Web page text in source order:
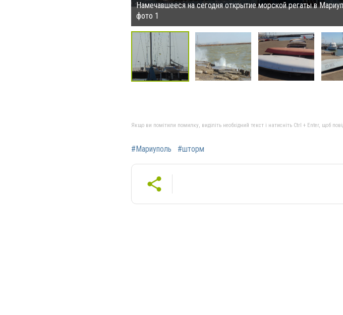
Намечавшееся на сегодня открытие морской регаты в
фото 1
Якщо ви помітили помилку, виділіть необхідний текст і натисніть Ctrl + Enter, щоб
#Мариуполь #шторм